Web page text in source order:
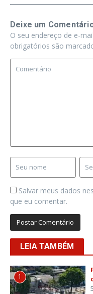
Deixe um
O seu endereço de e-
obrigatórios são
Salvar meus dados
que eu comentar.
LEIA TAMBÉM
1